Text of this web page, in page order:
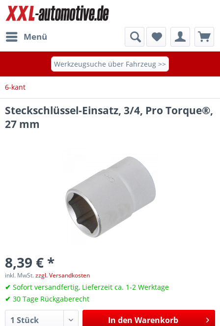
Menü
Werkzeugsuche über Fahrzeug >>
6-kant
Steckschlüssel-Einsatz, 3/4, Pro Torque®,
27 mm
8,39 € *
inkl. MwSt.zzgl. Versandkosten
✔ Sofort versandfertig, Lieferzeit ca. 1-2 Werktage
✔ 30 Tage Rückgaberecht
In den Warenkorb